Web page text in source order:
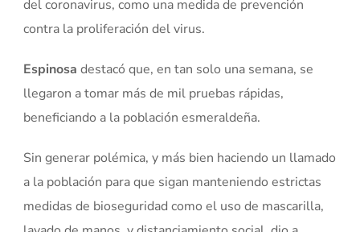
del coronavirus, como una medida de prevención
contra la proliferación del virus.
Espinosa destacó que, en tan solo una semana, se
llegaron a tomar más de mil pruebas rápidas,
beneficiando a la población esmeraldeña.
Sin generar polémica, y más bien haciendo un llamado
a la población para que sigan manteniendo estrictas
medidas de bioseguridad como el uso de mascarilla,